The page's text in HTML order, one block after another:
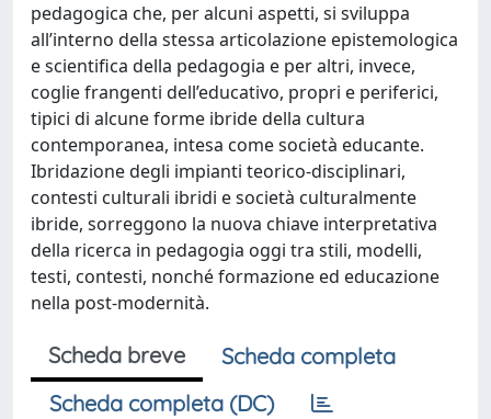
pedagogica che, per alcuni aspetti, si sviluppa
all’interno della stessa articolazione epistemologica
e scientifica della pedagogia e per altri, invece,
coglie frangenti dell’educativo, propri e periferici,
tipici di alcune forme ibride della cultura
contemporanea, intesa come società educante.
Ibridazione degli impianti teorico-disciplinari,
contesti culturali ibridi e società culturalmente
ibride, sorreggono la nuova chiave interpretativa
della ricerca in pedagogia oggi tra stili, modelli,
testi, contesti, nonché formazione ed educazione
nella post-modernità.
Scheda breve
Scheda completa
Scheda completa (DC)